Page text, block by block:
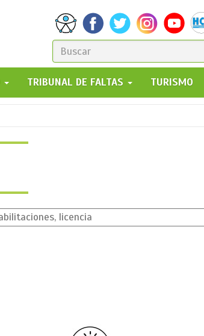
FORMULARIO
DE
BÚSQUEDA
GO!
TRIBUNAL DE FALTAS TURISMO